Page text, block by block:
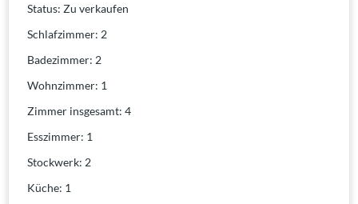
Status: Zu verkaufen
Schlafzimmer: 2
Badezimmer: 2
Wohnzimmer: 1
Zimmer insgesamt: 4
Esszimmer: 1
Stockwerk: 2
Küche: 1